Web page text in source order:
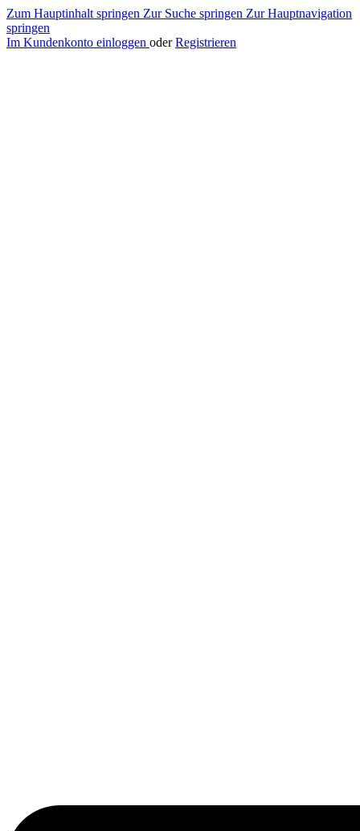
Zum Hauptinhalt springen Zur Suche springen Zur Hauptnavigation
springen
Im Kundenkonto einloggen oder Registrieren